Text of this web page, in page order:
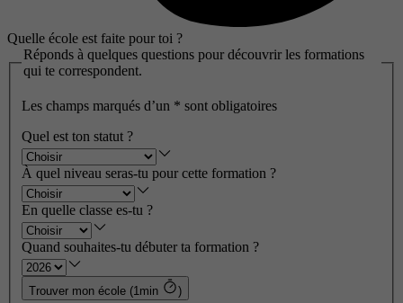
Quelle école est faite pour toi ?
Réponds à quelques questions pour découvrir les formations
qui te correspondent.
Les champs marqués d’un * sont obligatoires
Quel est ton statut ?
À quel niveau seras-tu pour cette formation ?
En quelle classe es-tu ?
Quand souhaites-tu débuter ta formation ?
Trouver mon école (1min )